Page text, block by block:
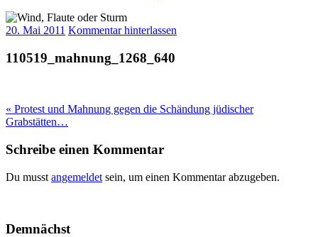
20. Mai 2011 Kommentar hinterlassen
110519_mahnung_1268_640
Beitragsnavigation
« Protest und Mahnung gegen die Schändung jüdischer
Grabstätten…
Schreibe einen Kommentar
Du musst angemeldet sein, um einen Kommentar abzugeben.
Demnächst